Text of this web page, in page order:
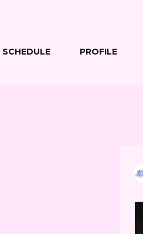
SCHEDULE PROFILE